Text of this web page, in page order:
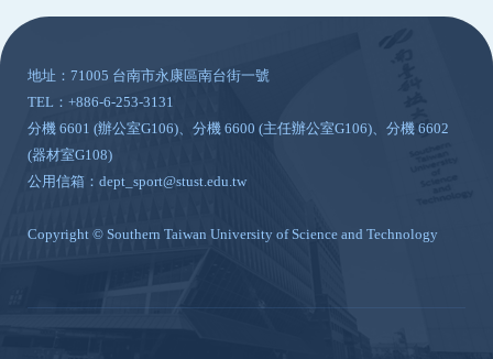
地址：71005 台南市永康區南台街一號
TEL：+886-6-253-3131
分機 6601 (辦公室G106)、分機 6600 (主任辦公室G106)、分機 6602
(器材室G108)
公用信箱：dept_sport@stust.edu.tw
Copyright © Southern Taiwan University of Science and Technology